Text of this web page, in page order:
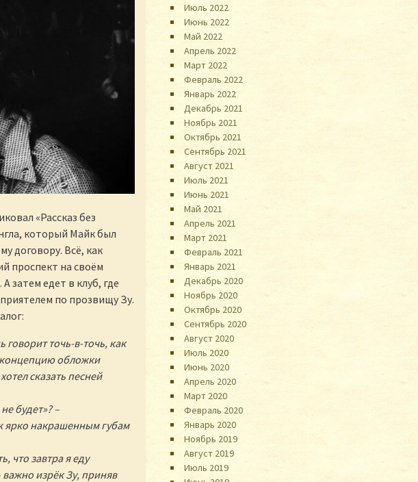
«Рассказ без
который Майк был
договору. Всё, как
проспект на своём
затем едет в клуб, где
по прозвищу Зу.
говорит точь-в-точь, как
концепцию обложки
сказать песней
будет»? –
ярко накрашенным губам
что завтра я еду
важно изрёк Зу, приняв
Июль 2022
Июнь 2022
Май 2022
Апрель 2022
Март 2022
Февраль 2022
Январь 2022
Декабрь 2021
Ноябрь 2021
Октябрь 2021
Сентябрь 2021
Август 2021
Июль 2021
Июнь 2021
Май 2021
Апрель 2021
Март 2021
Февраль 2021
Январь 2021
Декабрь 2020
Ноябрь 2020
Октябрь 2020
Сентябрь 2020
Август 2020
Июль 2020
Июнь 2020
Апрель 2020
Март 2020
Февраль 2020
Январь 2020
Ноябрь 2019
Август 2019
Июль 2019